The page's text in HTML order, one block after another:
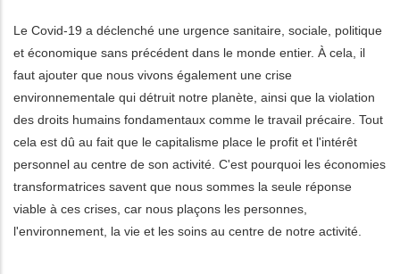
de acciones
Le Covid-19 a déclenché une urgence sanitaire, sociale, politique
et économique sans précédent dans le monde entier. À cela, il
faut ajouter que nous vivons également une crise
environnementale qui détruit notre planète, ainsi que la violation
des droits humains fondamentaux comme le travail précaire. Tout
cela est dû au fait que le capitalisme place le profit et l'intérêt
personnel au centre de son activité. C'est pourquoi les économies
transformatrices savent que nous sommes la seule réponse
viable à ces crises, car nous plaçons les personnes,
l'environnement, la vie et les soins au centre de notre activité.